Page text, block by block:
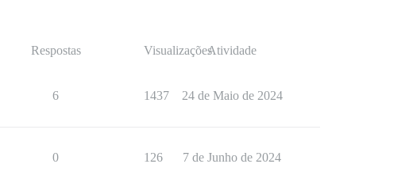
Respostas VisualizaçõesAtividade
6 1437 24 de Maio de 2024
0 126 7 de Junho de 2024